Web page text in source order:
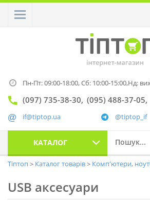
Пн-Пт: 09:00-18:00,Сб: 10:00-15:00,Нд:
(097) 735-38-30 (095) 488-37-05
@tiptop_if
if@tiptop.ua
КАТАЛОГ
Тіптоп Каталог товарів Комп'ютери,
USB аксесуари